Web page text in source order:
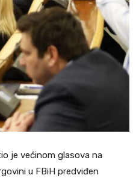
je većinom glasova na
u FBiH predviđen